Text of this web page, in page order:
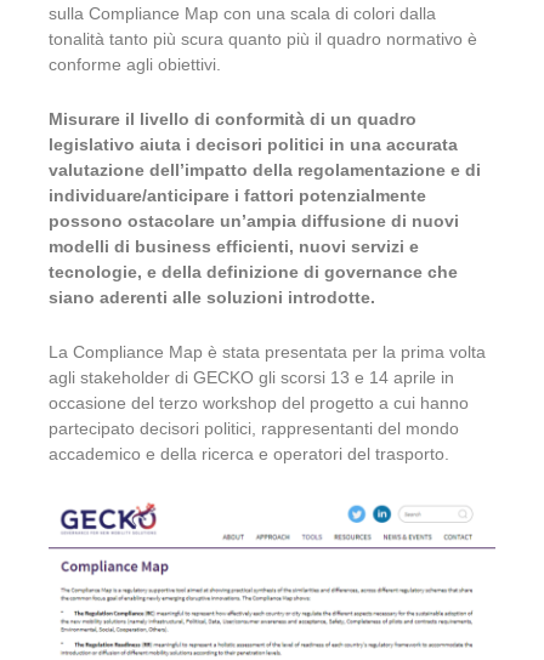
sulla Compliance Map con una scala di colori dalla
tonalità tanto più scura quanto più il quadro normativo è
conforme agli obiettivi.
Misurare il livello di conformità di un quadro
legislativo aiuta i decisori politici in una accurata
valutazione dell’impatto della regolamentazione e di
individuare/anticipare i fattori potenzialmente
possono ostacolare un’ampia diffusione di nuovi
modelli di business efficienti, nuovi servizi e
tecnologie, e della definizione di governance che
siano aderenti alle soluzioni introdotte.
La Compliance Map è stata presentata per la prima volta
agli stakeholder di GECKO gli scorsi 13 e 14 aprile in
occasione del terzo workshop del progetto a cui hanno
partecipato decisori politici, rappresentanti del mondo
accademico e della ricerca e operatori del trasporto.